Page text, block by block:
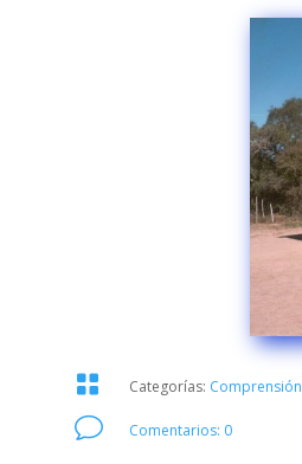
 Categorías: Comprensión
v Comentarios: 0